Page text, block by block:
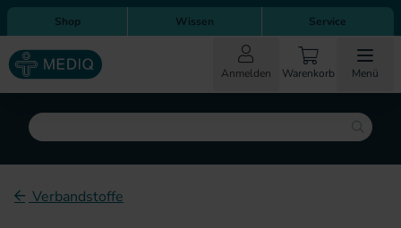
Direkt zum Inhalt
Direkt zur Hauptnavigation
Shop Wissen Service
Anmelden Warenkorb Menü
Suche
Verbandstoffe